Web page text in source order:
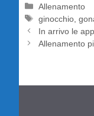
Categorie
Allenamento
Tag
ginocchio ,
In arrivo le
Allenamento